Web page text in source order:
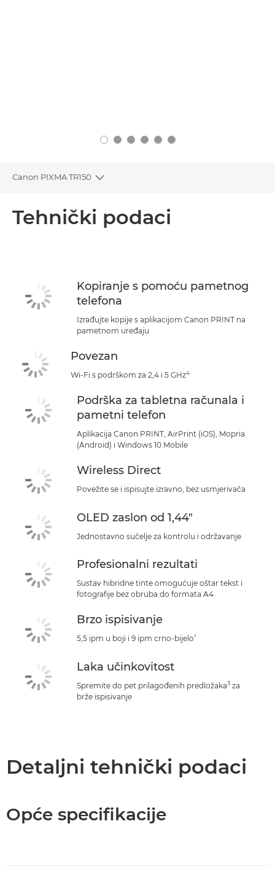
Canon PIXMA TR150
Toggle breadcrumbs
KUPITE TINTU
Tehnički podaci
Kopiranje s pomoću pametnog
telefona
Izrađujte kopije s aplikacijom Canon PRINT na
pametnom uređaju
Povezan
Wi-Fi s podrškom za 2,4 i 5 GHz4
Podrška za tabletna računala i
pametni telefon
Aplikacija Canon PRINT, AirPrint (iOS), Mopria
(Android) i Windows 10 Mobile
Wireless Direct
Povežite se i ispisujte izravno, bez usmjerivača
OLED zaslon od 1,44"
Jednostavno sučelje za kontrolu i održavanje
Profesionalni rezultati
Sustav hibridne tinte omogućuje oštar tekst i
fotografije bez obruba do formata A4
Brzo ispisivanje
5,5 ipm u boji i 9 ipm crno-bijelo²
Laka učinkovitost
Spremite do pet prilagođenih predložaka3 za
brže ispisivanje
Detaljni tehnički podaci
Opće specifikacije